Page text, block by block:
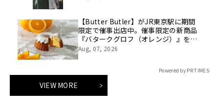
【Butter Butler】がJR東京駅に期間
限定で催事出店中。催事限定の新商品
『バタークグロフ（オレンジ）』をご
用意してお待ちしております！
Aug, 07, 2026
Powered by PR TIMES
VIEW MORE